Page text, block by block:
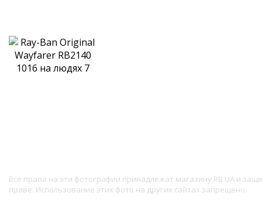
Все права на эти фотографии принадлежат магазину RB.UA и
праве. Использование этих фото на других сайтах запрещено.